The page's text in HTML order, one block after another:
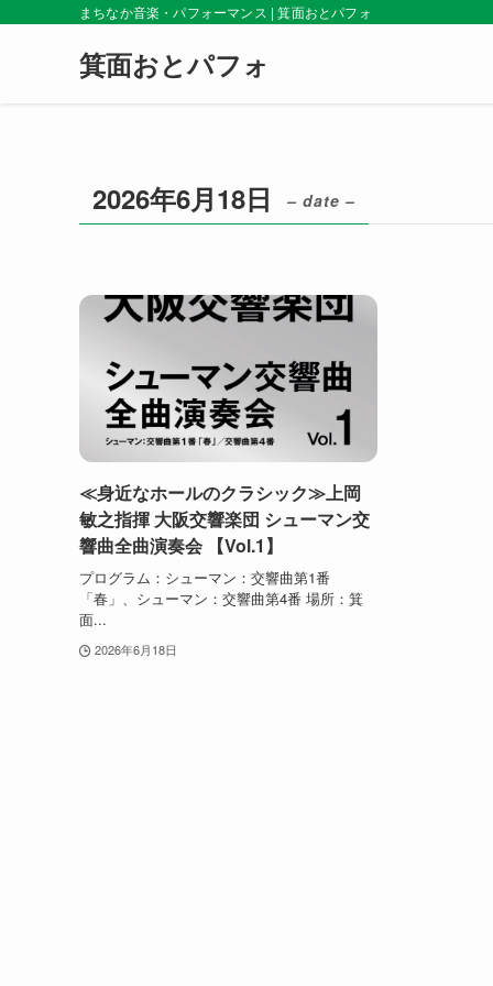
まちなか音楽・パフォーマンス | 箕面おとパフォ
箕面おとパフォ
2026年6月18日 – date –
≪身近なホールのクラシック≫上岡
敏之指揮 大阪交響楽団 シューマン交
響曲全曲演奏会 【Vol.1】
プログラム：シューマン：交響曲第1番
「春」、シューマン：交響曲第4番 場所：箕
面...
2026年6月18日